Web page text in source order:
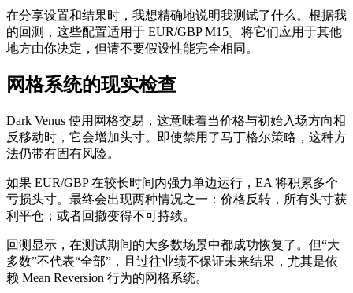
在分享设置和结果时，我想精确地说明我测试了什么。根据我
的回测，这些配置适用于 EUR/GBP M15。将它们应用于其他
地方由你决定，但请不要假设性能完全相同。
网格系统的现实检查
Dark Venus 使用网格交易，这意味着当价格与初始入场方向相
反移动时，它会增加头寸。即使禁用了马丁格尔策略，这种方
法仍带有固有风险。
如果 EUR/GBP 在较长时间内强力单边运行，EA 将积累多个
亏损头寸。最终会出现两种情况之一：价格反转，所有头寸获
利平仓；或者回撤变得不可持续。
回测显示，在测试期间的大多数场景中都成功恢复了。但“大
多数”不代表“全部”，且过往业绩不保证未来结果，尤其是依
赖 Mean Reversion 行为的网格系统。